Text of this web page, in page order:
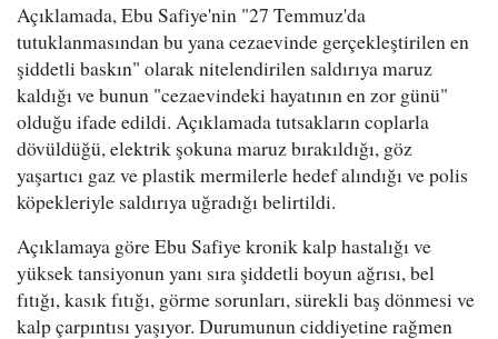
Açıklamada, Ebu Safiye'nin "27 Temmuz'da
tutuklanmasından bu yana cezaevinde gerçekleştirilen en
şiddetli baskın" olarak nitelendirilen saldırıya maruz
kaldığı ve bunun "cezaevindeki hayatının en zor günü"
olduğu ifade edildi. Açıklamada tutsakların coplarla
dövüldüğü, elektrik şokuna maruz bırakıldığı, göz
yaşartıcı gaz ve plastik mermilerle hedef alındığı ve polis
köpekleriyle saldırıya uğradığı belirtildi.
Açıklamaya göre Ebu Safiye kronik kalp hastalığı ve
yüksek tansiyonun yanı sıra şiddetli boyun ağrısı, bel
fıtığı, kasık fıtığı, görme sorunları, sürekli baş dönmesi ve
kalp çarpıntısı yaşıyor. Durumunun ciddiyetine rağmen